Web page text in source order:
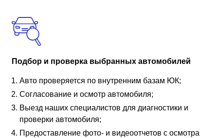
Подбор и проверка выбранных автомобилей
Авто проверяется по внутренним базам ЮК;
Согласование и осмотр автомобиля;
Выезд наших специалистов для диагностики и
проверки автомобиля;
Предоставление фото- и видеоотчетов с осмотра